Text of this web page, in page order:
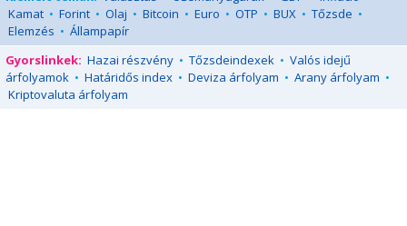
Kamat • Forint • Olaj • Bitcoin • Euro • OTP • BUX • Tőzsde •
Elemzés • Állampapír
Gyorslinkek: Hazai részvény • Tőzsdeindexek • Valós idejű
árfolyamok • Határidős index • Deviza árfolyam • Arany árfolyam •
Kriptovaluta árfolyam